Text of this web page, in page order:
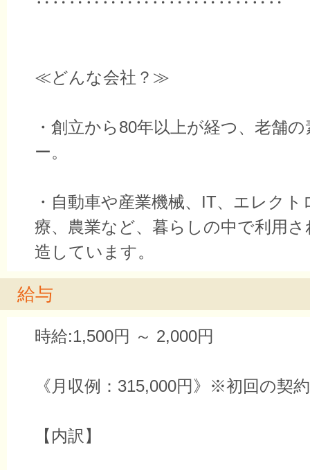
≪どんな会社？≫
・創立から80年以上が経つ、老舗
ー。
・自動車や産業機械、IT、エレク
療、農業など、暮らしの中で利用
造しています。
給与
時給:1,500円 ～ 2,000円
《月収例：315,000円》※初回の契
【内訳】